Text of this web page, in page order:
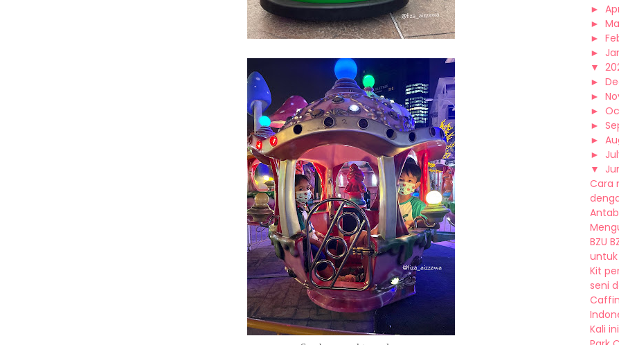
►
►
►
►
▼
►
►
►
►
►
►
▼
Cara
BZU
untuk
Kit
seni
Kali